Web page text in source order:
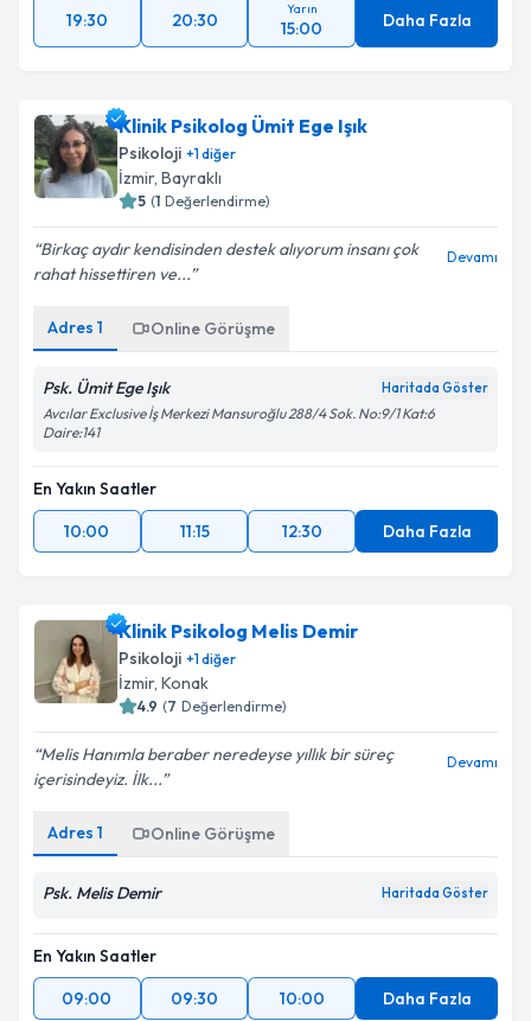
19:30 20:30
Yarın
15:00 Daha Fazla
Klinik Psikolog Ümit Ege Işık
Psikoloji +1diğer
İzmir, Bayraklı
5 (1 Değerlendirme)
Birkaç aydır kendisinden destek alıyorum insanı çok
rahat hissettiren ve...
Devamı
Adres 1 Online Görüşme
Psk. Ümit Ege Işık Haritada Göster
Avcılar Exclusive İş Merkezi Mansuroğlu 288/4 Sok. No:9/1 Kat:6
Daire:141
En Yakın Saatler
10:00
11:15 12:30 Daha Fazla
Klinik Psikolog Melis Demir
Psikoloji +1diğer
İzmir, Konak
4.9 (7 Değerlendirme)
Melis Hanımla beraber neredeyse yıllık bir süreç
içerisindeyiz. İlk...
Devamı
Adres 1 Online Görüşme
Psk. Melis Demir Haritada Göster
En Yakın Saatler
09:00
09:30 10:00 Daha Fazla